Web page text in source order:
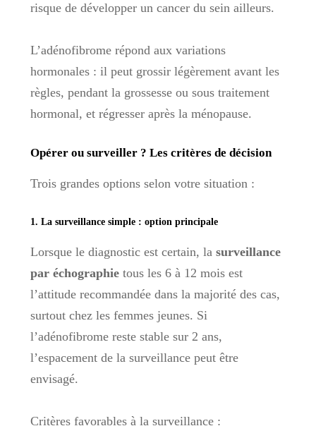
risque de développer un cancer du sein ailleurs.
L’adénofibrome répond aux variations
hormonales : il peut grossir légèrement avant les
règles, pendant la grossesse ou sous traitement
hormonal, et régresser après la ménopause.
Opérer ou surveiller ? Les critères de décision
Trois grandes options selon votre situation :
1. La surveillance simple : option principale
Lorsque le diagnostic est certain, la surveillance
par échographietous les 6 à 12 mois est
l’attitude recommandée dans la majorité des cas,
surtout chez les femmes jeunes. Si
l’adénofibrome reste stable sur 2 ans,
l’espacement de la surveillance peut être
envisagé.
Critères favorables à la surveillance :